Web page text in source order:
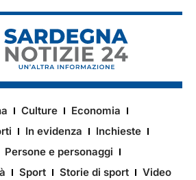
Culture
Economia
In evidenza
Inchieste
Persone e personaggi
Sport Storie di sport Video